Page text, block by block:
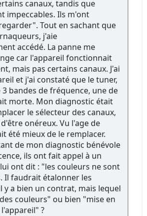
canaux, tandis que
impeccables. Ils m'ont
Tout en sachant que
j'aie
accédé. La panne me
car l'appareil fonctionnait
mais pas certains canaux. J'ai
et j'ai constaté que le tuner,
bandes de fréquence, une de
morte. Mon diagnostic était
le sélecteur des canaux,
onéreux. Vu l'age de
été mieux de le remplacer.
de mon diagnostic bénévole
ils ont fait appel à un
ont dit : "les couleurs ne sont
Il faudrait étalonner les
y a bien un contrat, mais lequel
couleurs" ou bien "mise en
?